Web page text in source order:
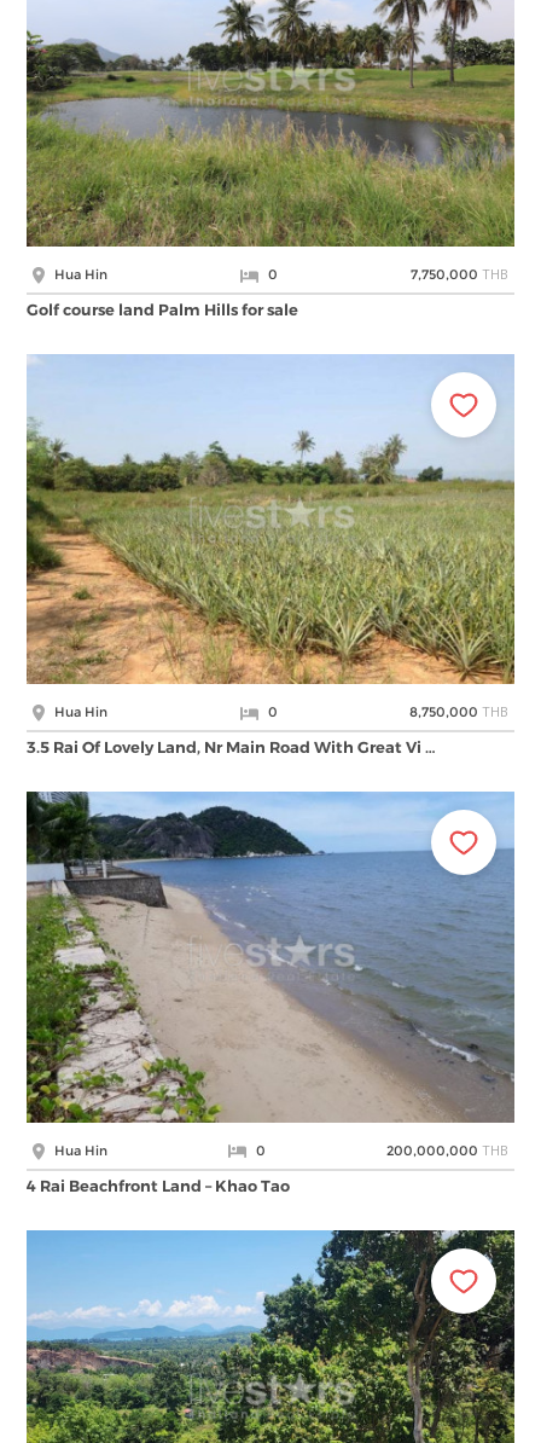
Hua Hin 0 7,750,000 THB
Golf course land Palm Hills for sale
Hua Hin 0 8,750,000 THB
3.5 Rai Of Lovely Land, Nr Main Road With Great Vi …
Hua Hin 0 200,000,000 THB
4 Rai Beachfront Land – Khao Tao